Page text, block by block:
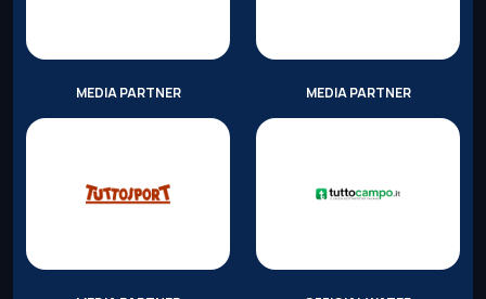
MEDIA PARTNER MEDIA PARTNER